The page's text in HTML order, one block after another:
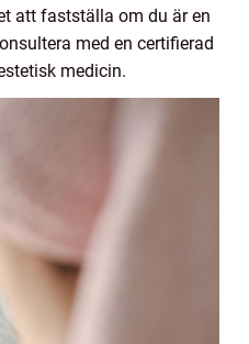
att fastställa om du är en
med en certifierad
medicin.